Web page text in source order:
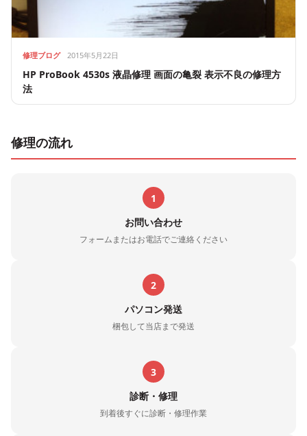
修理ブログ 2015年5月22日
HP ProBook 4530s 液晶修理 画面の亀裂 表示不良の修理方
法
修理の流れ
1
お問い合わせ
フォームまたはお電話でご連絡ください
2
パソコン発送
梱包して当店まで発送
3
診断・修理
到着後すぐに診断・修理作業